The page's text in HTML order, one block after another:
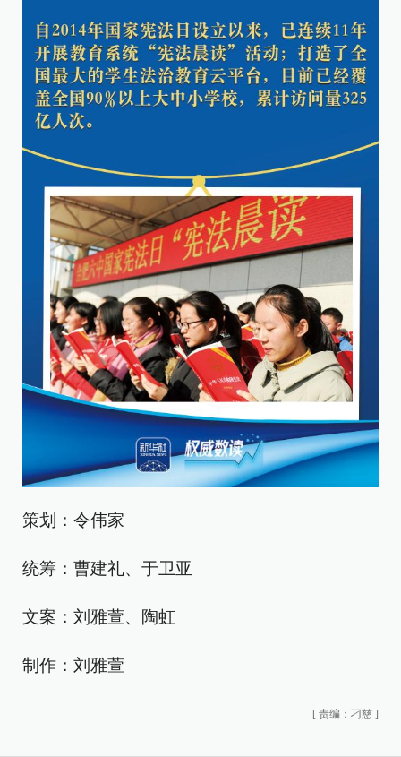
策划：令伟家
统筹：曹建礼、于卫亚
文案：刘雅萱、陶虹
制作：刘雅萱
[ 责编：刁慈 ]